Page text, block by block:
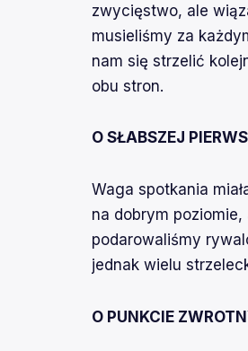
zwycięstwo, ale
musieliśmy za
nam się strzelić
obu stron.
O SŁABSZEJ
Waga spotkania
na dobrym
podarowaliśmy
jednak wielu
O PUNKCIE